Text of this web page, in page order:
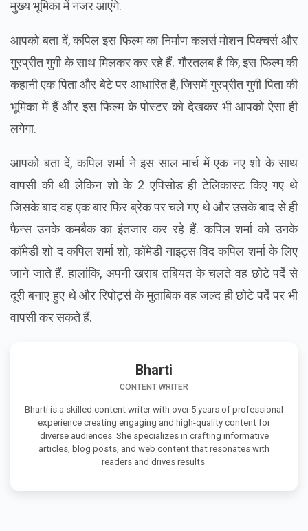
मुख्य भूमिका में नजर आएंगे.
आपको बता दें, कपिल इस फिल्म का निर्माण कलर्स मोशन पिक्चर्स और
गुरप्रीत गुगी के साथ मिलकर कर रहे हैं. गौरतलब है कि, इस फिल्म की
कहानी एक पिता और बेटे पर आधारित है, जिसमें गुरप्रीत गुगी पिता की
भूमिका में हैं और इस फिल्म के पोस्टर को देखकर भी आपको ऐसा ही
लगेगा.
आपको बता दें, कपिल शर्मा ने इस साल मार्च में एक नए शो के साथ
वापसी की थी लेकिन शो के 2 एपिसोड ही टेलिकास्ट किए गए थे
जिसके बाद वह एक बार फिर ब्रेक पर चले गए थे और उसके बाद से ही
फैन्स उनके कमबैक का इंतजार कर रहे हैं. कपिल शर्मा को उनके
कॉमेडी शो द कपिल शर्मा शो, कॉमेडी नाइट्स विद कपिल शर्मा के लिए
जाने जाते हैं. हालांकि, अपनी खराब तबियत के चलते वह छोटे पर्दे से
दूरी बनाए हुए थे और रिपोर्ट्स के मुताबिक वह जल्द ही छोटे पर्दे पर भी
वापसी कर सकते हैं.
Bharti
CONTENT WRITER
Bharti is a skilled content writer with over 5 years of professional
experience creating engaging and high-quality content for
diverse audiences. She specializes in crafting informative
articles, blog posts, and web content that resonates with
readers and drives results.